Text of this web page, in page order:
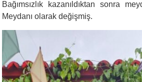
Bağımsızlık kazanıldıktan sonra
Meydanı olarak değişmiş.